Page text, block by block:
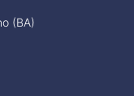
(BA)